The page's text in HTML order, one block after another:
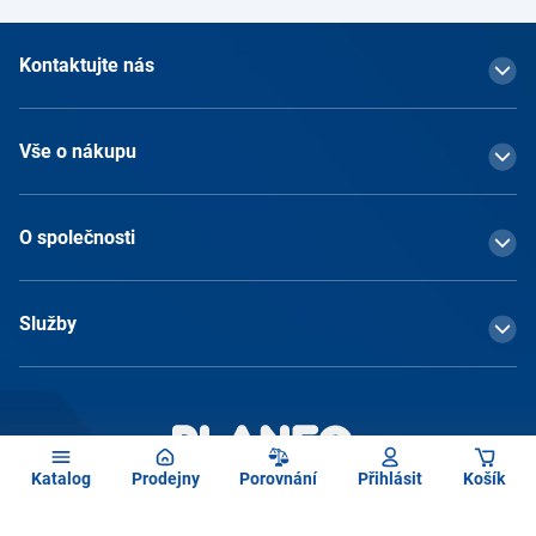
Katalog Prodejny Porovnání Přihlásit Košík
Kontaktujte nás
Vše o nákupu
O společnosti
Služby